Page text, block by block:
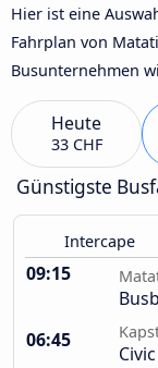
Hier ist eine
Fahrplan von
Busunternehmen
Heute
33 CHF
Günstigste
Intercape
09:15
06:45